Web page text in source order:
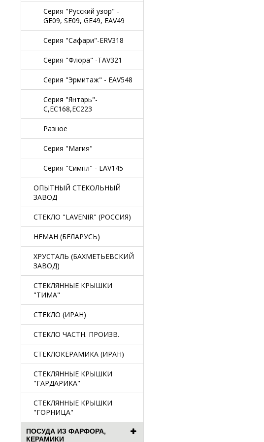
Серия "Русский узор" -
GE09, SE09, GE49, EAV49
Серия "Сафари"-ERV318
Серия "Флора" -TAV321
Серия "Эрмитаж" - EAV548
Серия "Янтарь"-
C,EC168,EC223
Разное
Серия "Магия"
Серия "Симпл" - EAV145
ОПЫТНЫЙ СТЕКОЛЬНЫЙ
ЗАВОД
СТЕКЛО "LAVENIR" (РОССИЯ)
НЕМАН (БЕЛАРУСЬ)
ХРУСТАЛЬ (БАХМЕТЬЕВСКИЙ
ЗАВОД)
СТЕКЛЯННЫЕ КРЫШКИ
"ТИМА"
СТЕКЛО (ИРАН)
СТЕКЛО ЧАСТН. ПРОИЗВ.
СТЕКЛОКЕРАМИКА (ИРАН)
СТЕКЛЯННЫЕ КРЫШКИ
"ГАРДАРИКА"
СТЕКЛЯННЫЕ КРЫШКИ
"ГОРНИЦА"
ПОСУДА ИЗ ФАРФОРА,
КЕРАМИКИ